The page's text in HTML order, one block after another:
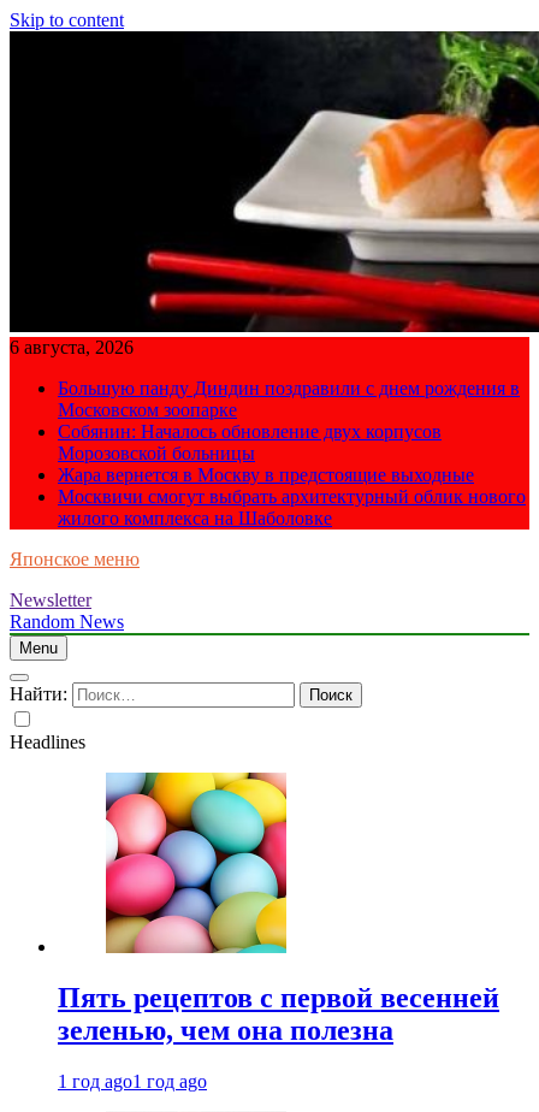
Skip to content
6 августа, 2026
Большую панду Диндин поздравили с днем рождения в
Московском зоопарке
Собянин: Началось обновление двух корпусов
Морозовской больницы
Жара вернется в Москву в предстоящие выходные
Москвичи смогут выбрать архитектурный облик нового
жилого комплекса на Шаболовке
Японское меню
Newsletter
Random News
Menu
Найти:
Headlines
Пять рецептов с первой весенней
зеленью, чем она полезна
1 год ago1 год ago